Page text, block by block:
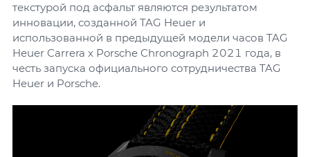
текстурой под асфальт являются результатом
инновации, созданной TAG Heuer и
использованной в предыдущей модели часов TAG
Heuer Carrera x Porsche Chronograph 2021 года, в
честь запуска официального сотрудничества TAG
Heuer и Porsche.